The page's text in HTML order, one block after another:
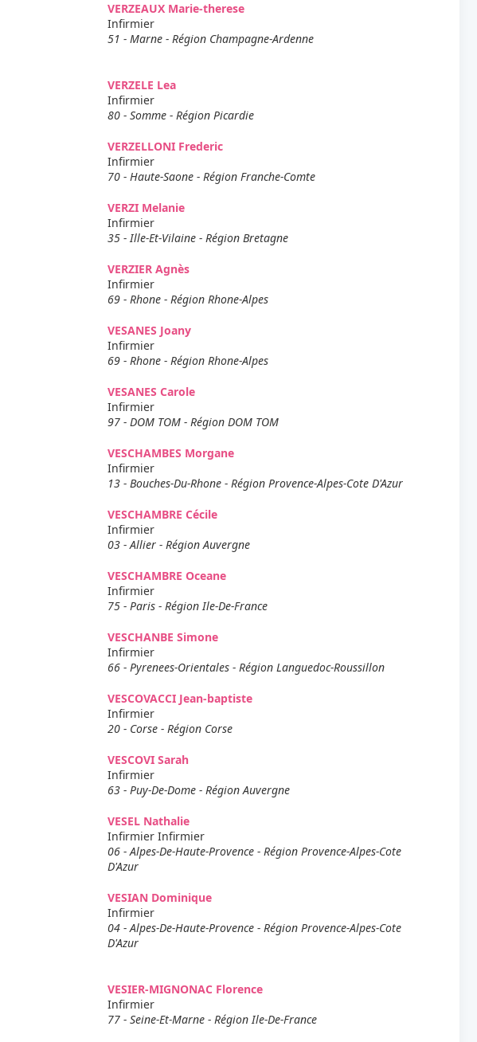
VERZEAUX Marie-therese
Infirmier
51 - Marne - Région Champagne-Ardenne
VERZELE Lea
Infirmier
80 - Somme - Région Picardie
VERZELLONI Frederic
Infirmier
70 - Haute-Saone - Région Franche-Comte
VERZI Melanie
Infirmier
35 - Ille-Et-Vilaine - Région Bretagne
VERZIER Agnès
Infirmier
69 - Rhone - Région Rhone-Alpes
VESANES Joany
Infirmier
69 - Rhone - Région Rhone-Alpes
VESANES Carole
Infirmier
97 - DOM TOM - Région DOM TOM
VESCHAMBES Morgane
Infirmier
13 - Bouches-Du-Rhone - Région Provence-Alpes-Cote D'Azur
VESCHAMBRE Cécile
Infirmier
03 - Allier - Région Auvergne
VESCHAMBRE Oceane
Infirmier
75 - Paris - Région Ile-De-France
VESCHANBE Simone
Infirmier
66 - Pyrenees-Orientales - Région Languedoc-Roussillon
VESCOVACCI Jean-baptiste
Infirmier
20 - Corse - Région Corse
VESCOVI Sarah
Infirmier
63 - Puy-De-Dome - Région Auvergne
VESEL Nathalie
Infirmier Infirmier
06 - Alpes-De-Haute-Provence - Région Provence-Alpes-Cote
D'Azur
VESIAN Dominique
Infirmier
04 - Alpes-De-Haute-Provence - Région Provence-Alpes-Cote
D'Azur
VESIER-MIGNONAC Florence
Infirmier
77 - Seine-Et-Marne - Région Ile-De-France